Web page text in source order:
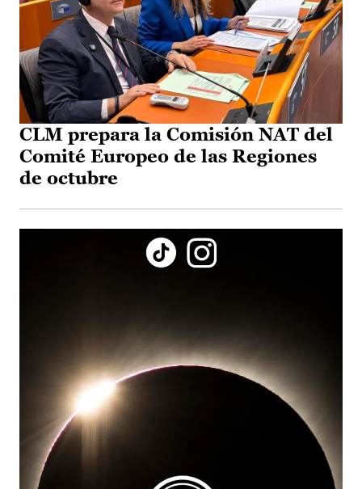
CLM prepara la Comisión NAT del
Comité Europeo de las Regiones
de octubre